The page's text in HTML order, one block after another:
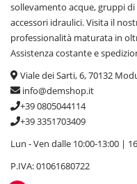
sollevamento acque, gruppi
accessori idraulici. Visita il
professionalità maturata in
Assistenza costante e
Viale dei Sarti, 6, 70132
info@demshop.it
+39 0805044114
+39 3351703409
Lun - Ven dalle 10:00-13:00 |
P.IVA: 01061680722